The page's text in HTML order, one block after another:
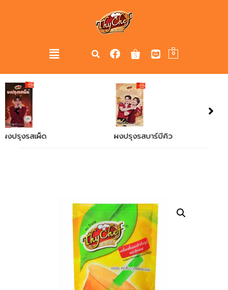
0
ผงปรุงรสบาร์บีคิว ผงปรุงรสไก่